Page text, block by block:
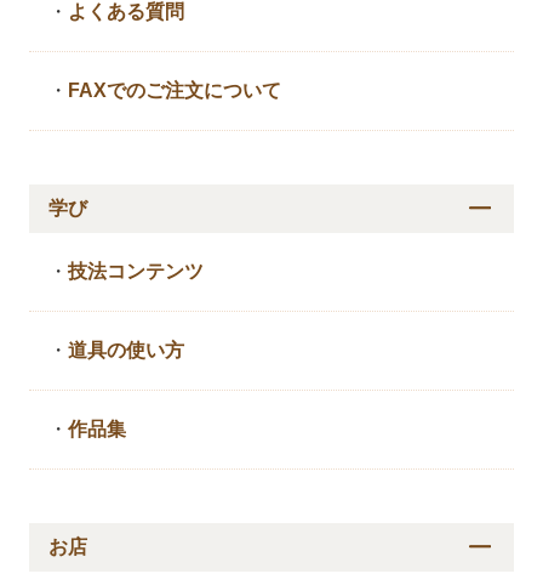
・ よくある質問
・ FAXでのご注文について
学び
・技法コンテンツ
・道具の使い方
・作品集
お店